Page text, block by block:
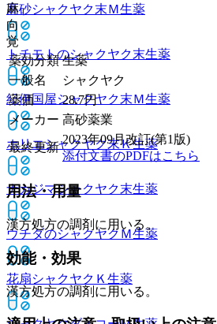
高砂シャクヤク末Ｍ生薬
トチモトのシャクヤク末生薬
紀伊国屋シャクヤク末Ｍ生薬
ホリエシャクヤク末Ｋ生薬
ナカジマシャクヤク末生薬
ウチダのシャクヤクＭ生薬
花扇シャクヤクＫ 生薬
麻
向
覚
薬効分類 生薬
一般名
シャクヤク
薬価
28.7円
メーカー 高砂薬業
最終更新
2023年09月改訂(第1版)
添付文書のPDFはこちら
用法・用量
漢方処方の調剤に用いる。
効能・効果
漢方処方の調剤に用いる。